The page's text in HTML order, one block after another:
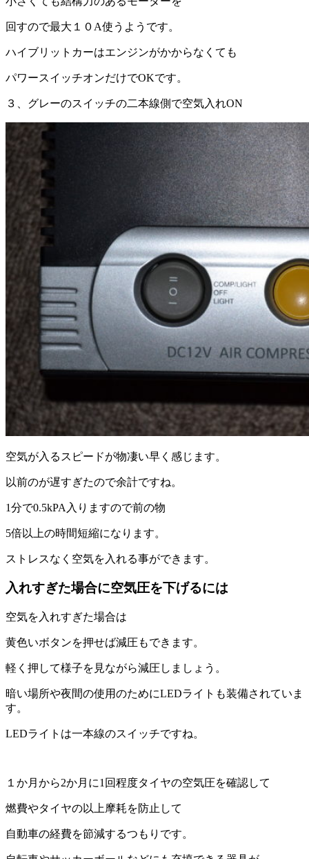
回すので最大１０A使うようです。
ハイブリットカーはエンジンがかからなくても
パワースイッチオンだけでOKです。
３、グレーのスイッチの二本線側で空気入れON
空気が入るスピードが物凄い早く感じます。
以前のが遅すぎたので余計ですね。
1分で0.5kPA入りますので前の物
5倍以上の時間短縮になります。
ストレスなく空気を入れる事ができます。
入れすぎた場合に空気圧を下げるには
空気を入れすぎた場合は
黄色いボタンを押せば減圧もできます。
軽く押して様子を見ながら減圧しましょう。
暗い場所や夜間の使用のためにLEDライトも装備されていま
す。
LEDライトは一本線のスイッチですね。
１か月から2か月に1回程度タイヤの空気圧を確認して
燃費やタイヤの以上摩耗を防止して
自動車の経費を節減するつもりです。